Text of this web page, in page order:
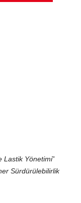
Lastik Yönetimi”
Sürdürülebilirlik